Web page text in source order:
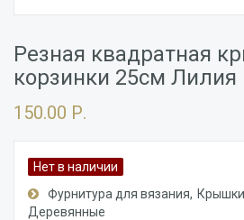
Резная квадратная
корзинки 25см Лилия
150.00 Р.
Нет в наличии
Фурнитура для вязания
Деревянные